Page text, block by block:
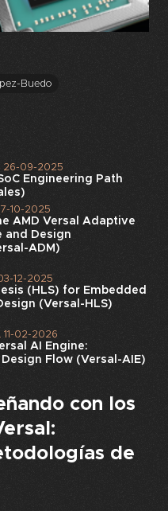
Buedo
26-09-2025
Engineering Path
10-2025
AMD Versal Adaptive
and Design
ADM)
12-2025
(HLS) for Embedded
(Versal-HLS)
11-02-2026
AI Engine:
Flow (Versal-AIE)
con los
de